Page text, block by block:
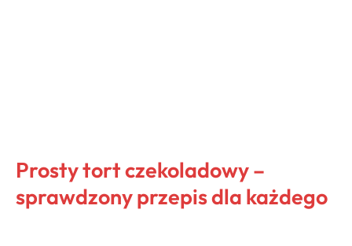
Prosty tort czekoladowy –
sprawdzony przepis dla każdego